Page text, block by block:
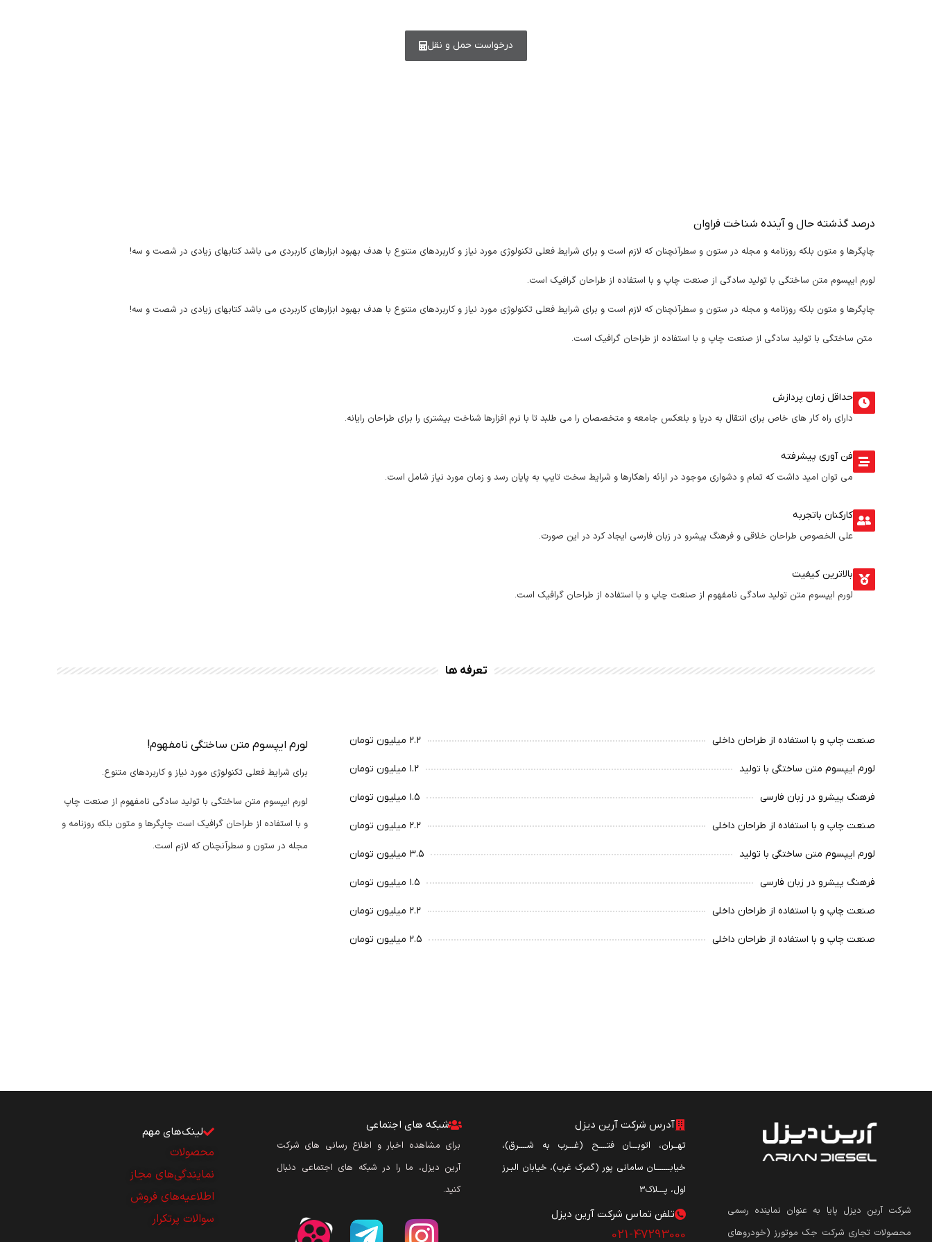
درخواست حمل و نقل
درصد گذشته حال و آینده شناخت فراوان
چاپگرها و متون بلکه روزنامه و مجله در ستون و سطرآنچنان که لازم است و برای شرایط فعلی تکنولوژی مورد نیاز و کاربردهای متنوع با هدف بهبود ابزارهای کاربردی می باشد کتابهای زیادی در شصت و سه!
لورم ایپسوم متن ساختگی با تولید سادگی از صنعت چاپ و با استفاده از طراحان گرافیک است.
چاپگرها و متون بلکه روزنامه و مجله در ستون و سطرآنچنان که لازم است و برای شرایط فعلی تکنولوژی مورد نیاز و کاربردهای متنوع با هدف بهبود ابزارهای کاربردی می باشد کتابهای زیادی در شصت و سه!
متن ساختگی با تولید سادگی از صنعت چاپ و با استفاده از طراحان گرافیک است.
حداقل زمان پردازش
دارای راه کار های خاص برای انتقال به دریا و بلعکس جامعه و متخصصان را می طلبد تا با نرم افزارها شناخت بیشتری را برای طراحان رایانه.
فن آوری پیشرفته
می توان امید داشت که تمام و دشواری موجود در ارائه راهکارها و شرایط سخت تایپ به پایان رسد و زمان مورد نیاز شامل است.
کارکنان باتجربه
علی الخصوص طراحان خلاقی و فرهنگ پیشرو در زبان فارسی ایجاد کرد در این صورت.
بالاترین کیفیت
لورم ایپسوم متن تولید سادگی نامفهوم از صنعت چاپ و با استفاده از طراحان گرافیک است.
تعرفه ها
صنعت چاپ و با استفاده از طراحان داخلی ۲.۲ میلیون تومان
لورم ایپسوم متن ساختگی با تولید ۱.۲ میلیون تومان
فرهنگ پیشرو در زبان فارسی ۱.۵ میلیون تومان
صنعت چاپ و با استفاده از طراحان داخلی ۲.۲ میلیون تومان
لورم ایپسوم متن ساختگی با تولید ۳.۵ میلیون تومان
فرهنگ پیشرو در زبان فارسی ۱.۵ میلیون تومان
صنعت چاپ و با استفاده از طراحان داخلی ۲.۲ میلیون تومان
صنعت چاپ و با استفاده از طراحان داخلی ۲.۵ میلیون تومان
لورم ایپسوم متن ساختگی نامفهوم!
برای شرایط فعلی تکنولوژی مورد نیاز و کاربردهای متنوع.
لورم ایپسوم متن ساختگی با تولید سادگی نامفهوم از صنعت چاپ
و با استفاده از طراحان گرافیک است چاپگرها و متون بلکه روزنامه و
مجله در ستون و سطرآنچنان که لازم است.
شرکت آرین دیزل پایا به عنوان نماینده رسمی
محصولات تجاری شرکت جک موتورز (خودروهای
آدرس شرکت آرین دیزل
تهــران، اتوبـــان فتــــح (غـــرب به شــــرق)،
خیابـــــــان سامانی پور (گمرک غرب)، خیابان البـرز
اول، پـــلاک3
تلفن تماس شرکت آرین دیزل​
021-47293000
شبکه های اجتماعی
برای مشاهده اخبار و اطلاع رسانی های شرکت
آرین دیزل، ما را در شبکه های اجتماعی دنبال
کنید.
لینک‌های مهم
محصولات
نمایندگی‌های مجاز
اطلاعیه‌های فروش
سوالات پرتکرار